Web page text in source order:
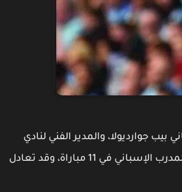
جوارديولا، والمدير الفني لنادي
مانشستر سيتي 13 مباراة وذلك أمام نادي برايتون، وهذا حيث قد فاز المدرب الإسباني في 11 مباراة، وقد تعادل